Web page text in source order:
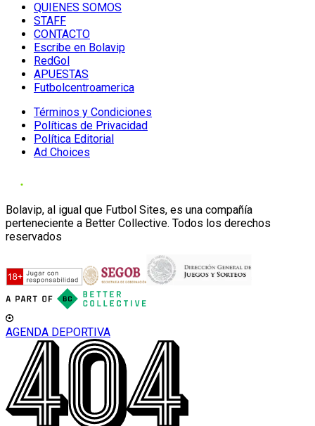
QUIENES SOMOS
STAFF
CONTACTO
Escribe en Bolavip
RedGol
APUESTAS
Futbolcentroamerica
Términos y Condiciones
Políticas de Privacidad
Política Editorial
Ad Choices
Bolavip, al igual que Futbol Sites, es una compañía
perteneciente a Better Collective. Todos los derechos
reservados
AGENDA DEPORTIVA